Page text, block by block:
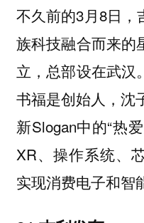
不久前的3月8日，
族科技融合而来的
立，总部设在武汉
书福是创始人，沈
新Slogan中的“热
XR、操作系统、
实现消费电子和智